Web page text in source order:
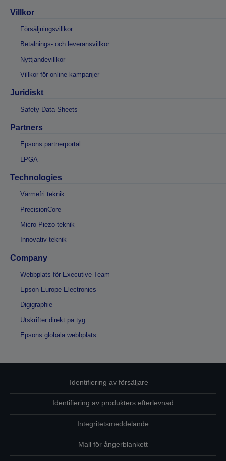
Villkor
Försäljningsvillkor
Betalnings- och leveransvillkor
Nyttjandevillkor
Villkor för online-kampanjer
Juridiskt
Safety Data Sheets
Partners
Epsons partnerportal
LPGA
Technologies
Värmefri teknik
PrecisionCore
Micro Piezo-teknik
Innovativ teknik
Company
Webbplats för Executive Team
Epson Europe Electronics
Digigraphie
Utskrifter direkt på tyg
Epsons globala webbplats
Identifiering av försäljare
Identifiering av produkters efterlevnad
Integritetsmeddelande
Mall för ångerblankett